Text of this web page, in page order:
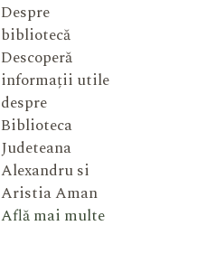
Despre
bibliotecă
Descoperă
informații utile
despre
Biblioteca
Judeteana
Alexandru si
Aristia Aman
Află mai multe